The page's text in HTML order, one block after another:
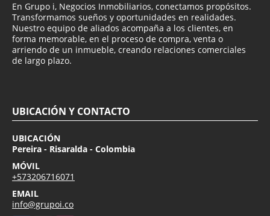
En Grupo i, Negocios Inmobiliarios, conectamos propósitos.
Transformamos sueños y oportunidades en realidades.
Nuestro equipo de aliados acompaña a los clientes, en
forma memorable, en el proceso de compra, venta o
arriendo de un inmueble, creando relaciones comerciales
de largo plazo.
UBICACIÓN Y CONTACTO
UBICACIÓN
Pereira - Risaralda - Colombia
MÓVIL
+573206716071
EMAIL
info@grupoi.co